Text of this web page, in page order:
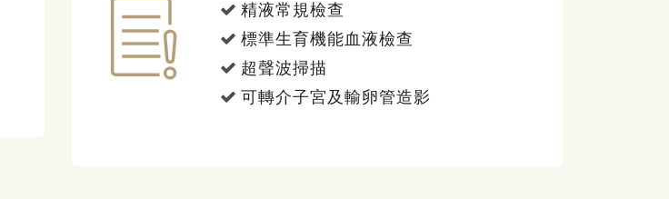
精液常規檢查
標準生育機能血液檢查
超聲波掃描
可轉介子宮及輸卵管造影